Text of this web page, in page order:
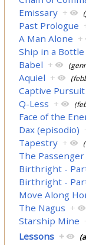
Emissary +
Past Prologue
A Man Alone +
Ship in a Bottle
Babel +
Aquiel +
Captive Pursuit
Q-Less +
Face of the
Dax (episodio)
Tapestry +
The Passenger
Birthright -
Birthright -
Move Along
The Nagus +
Starship Mine
Lessons +